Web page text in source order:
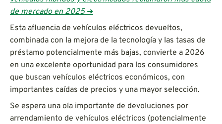
de mercado en 2025➜
Esta afluencia de vehículos eléctricos devueltos,
combinada con la mejora de la tecnología y las tasas de
préstamo potencialmente más bajas, convierte a 2026
en una excelente oportunidad para los consumidores
que buscan vehículos eléctricos económicos, con
importantes caídas de precios y una mayor selección.
Se espera una ola importante de devoluciones por
arrendamiento de vehículos eléctricos (potencialmente